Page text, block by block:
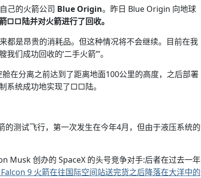
己的火箭公司 Blue Origin。昨日 Blue Origin 向地球
□□陆并对火箭进行了回收。
都是昂贵的消耗品。但这种情况将不会继续。目前在我
们成功回收的‘二手火箭’”。
在分离之前达到了距离地面100公里的高度，之后部署
系统成功地实现了□□陆。
测试飞行，第一次发生在今年4月，但由于液压系统的
Musk 创办的 SpaceX 的头号竞争对手:后者在过去一年
9 火箭在往国际空间站送完货之后降落在大洋中的